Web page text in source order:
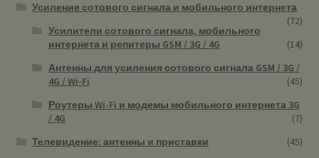
Усиление сотового сигнала и мобильного интернета
(72)
Усилители сотового сигнала, мобильного
интернета и репитеры GSM / 3G / 4G
(14)
Антенны для усиления сотового сигнала GSM / 3G /
4G / Wi-Fi
(45)
Роутеры Wi-Fi и модемы мобильного интернета 3G
/ 4G
(7)
Телевидение: антенны и приставки
(45)